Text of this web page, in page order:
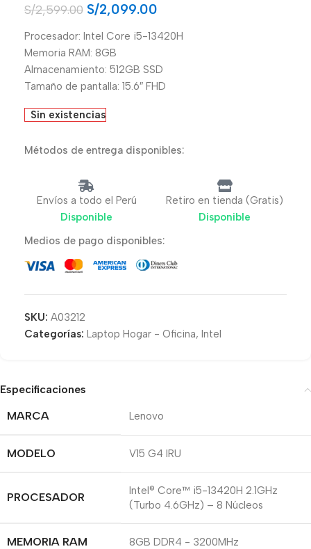
S/2,599.00 S/2,099.00
Procesador: Intel Core i5-13420H
Memoria RAM: 8GB
Almacenamiento: 512GB SSD
Tamaño de pantalla: 15.6″ FHD
Sin existencias
Métodos de entrega disponibles:
Envíos a todo el Perú
Disponible
Retiro en tienda (Gratis)
Disponible
Medios de pago disponibles:
SKU: A03212
Categorías: Laptop Hogar - Oficina, Intel
Especificaciones
MARCA
Lenovo
MODELO V15 G4 IRU
PROCESADOR
Intel® Core™ i5-13420H 2.1GHz
(Turbo 4.6GHz) – 8 Núcleos
MEMORIA RAM 8GB DDR4 - 3200MHz